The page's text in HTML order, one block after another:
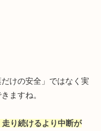
けの安全」ではなく実
ますね。
り続けるより中断が